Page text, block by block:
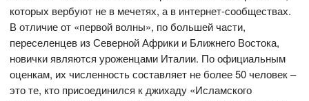
которых вербуют не в мечетях, а в интернет-сообществах.
В отличие от «первой волны», по большей части,
переселенцев из Северной Африки и Ближнего Востока,
новички являются уроженцами Италии. По официальным
оценкам, их численность составляет не более 50 человек –
это те, кто присоединился к джихаду «Исламского